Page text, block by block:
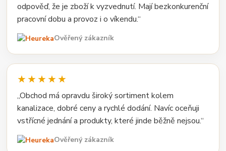
odpověď, že je zboží k vyzvednutí. Mají bezkonkurenční
pracovní dobu a provoz i o víkendu.“
Ověřený zákazník
★★★★★
„Obchod má opravdu široký sortiment kolem
kanalizace, dobré ceny a rychlé dodání. Navíc oceňuji
vstřícné jednání a produkty, které jinde běžně nejsou.“
Ověřený zákazník